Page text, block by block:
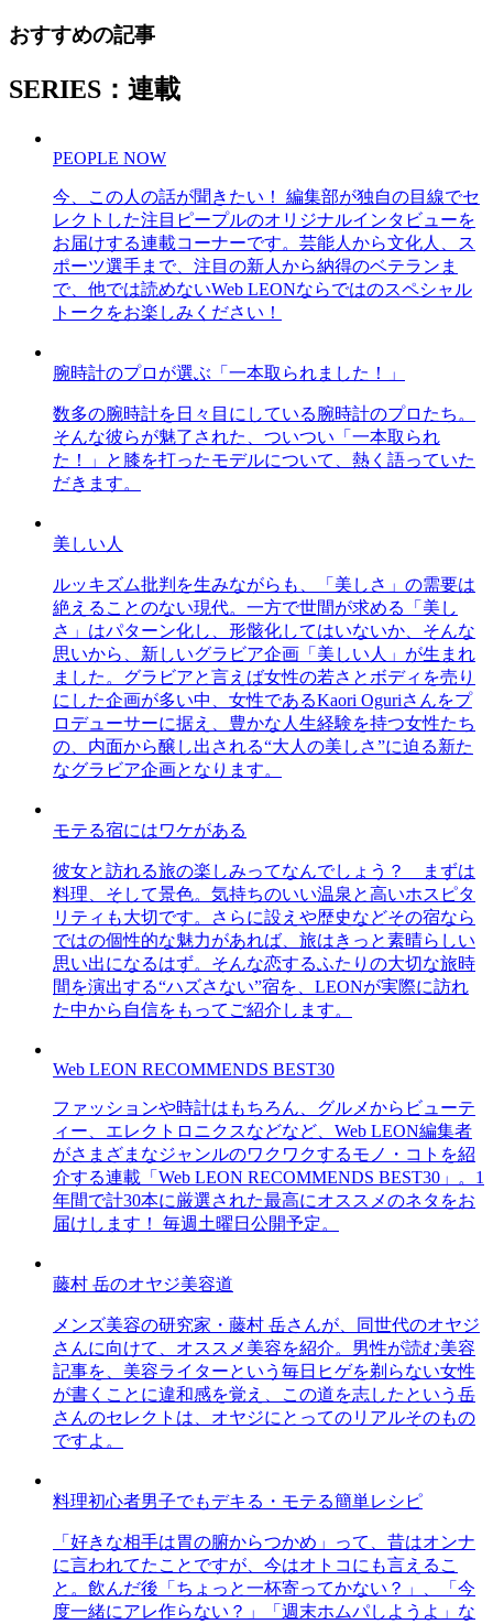
おすすめの記事
SERIES：連載
PEOPLE NOW
今、この人の話が聞きたい！ 編集部が独自の目線でセ
レクトした注目ピープルのオリジナルインタビューを
お届けする連載コーナーです。芸能人から文化人、ス
ポーツ選手まで、注目の新人から納得のベテランま
で、他では読めないWeb LEONならではのスペシャル
トークをお楽しみください！
腕時計のプロが選ぶ「一本取られました！」
数多の腕時計を日々目にしている腕時計のプロたち。
そんな彼らが魅了された、ついつい「一本取られ
た！」と膝を打ったモデルについて、熱く語っていた
だきます。
美しい人
ルッキズム批判を生みながらも、「美しさ」の需要は
絶えることのない現代。一方で世間が求める「美し
さ」はパターン化し、形骸化してはいないか、そんな
思いから、新しいグラビア企画「美しい人」が生まれ
ました。グラビアと言えば女性の若さとボディを売り
にした企画が多い中、女性であるKaori Oguriさんをプ
ロデューサーに据え、豊かな人生経験を持つ女性たち
の、内面から醸し出される“大人の美しさ”に迫る新た
なグラビア企画となります。
モテる宿にはワケがある
彼女と訪れる旅の楽しみってなんでしょう？ まずは
料理、そして景色。気持ちのいい温泉と高いホスピタ
リティも大切です。さらに設えや歴史などその宿なら
ではの個性的な魅力があれば、旅はきっと素晴らしい
思い出になるはず。そんな恋するふたりの大切な旅時
間を演出する“ハズさない”宿を、LEONが実際に訪れ
た中から自信をもってご紹介します。
Web LEON RECOMMENDS BEST30
ファッションや時計はもちろん、グルメからビューテ
ィー、エレクトロニクスなどなど、Web LEON編集者
がさまざまなジャンルのワクワクするモノ・コトを紹
介する連載「Web LEON RECOMMENDS BEST30」。1
年間で計30本に厳選された最高にオススメのネタをお
届けします！ 毎週土曜日公開予定。
藤村 岳のオヤジ美容道
メンズ美容の研究家・藤村 岳さんが、同世代のオヤジ
さんに向けて、オススメ美容を紹介。男性が読む美容
記事を、美容ライターという毎日ヒゲを剃らない女性
が書くことに違和感を覚え、この道を志したという岳
さんのセレクトは、オヤジにとってのリアルそのもの
ですよ。
料理初心者男子でもデキる・モテる簡単レシピ
「好きな相手は胃の腑からつかめ」って、昔はオンナ
に言われてたことですが、今はオトコにも言えるこ
と。飲んだ後「ちょっと一杯寄ってかない？」、「今
度一緒にアレ作らない？」「週末ホムパしようよ」な